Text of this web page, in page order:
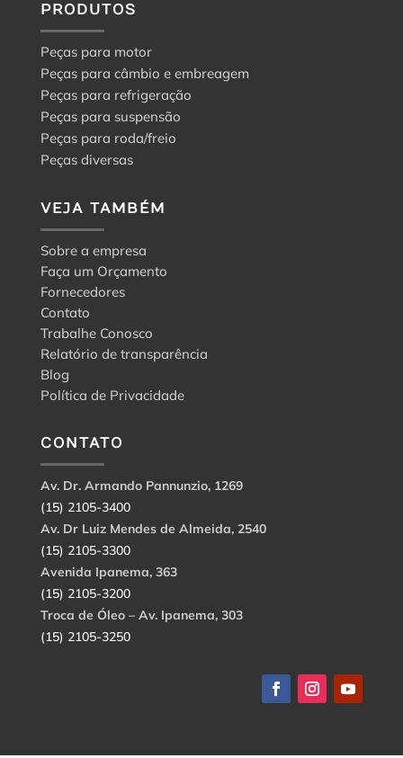
PRODUTOS
Peças para motor
Peças para câmbio e embreagem
Peças para refrigeração
Peças para suspensão
Peças para roda/freio
Peças diversas
VEJA TAMBÉM
Sobre a empresa
Faça um Orçamento
Fornecedores
Contato
Trabalhe Conosco
Relatório de transparência
Blog
Política de Privacidade
CONTATO
Av. Dr. Armando Pannunzio, 1269
(15) 2105-3400
Av. Dr Luiz Mendes de Almeida, 2540
(15) 2105-3300
Avenida Ipanema, 363
(15) 2105-3200
Troca de Óleo – Av. Ipanema, 303
(15) 2105-3250